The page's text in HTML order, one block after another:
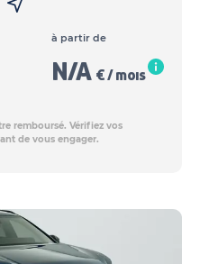
à partir de
N/A € / mois
remboursé. Vérifiez vos
de vous engager.